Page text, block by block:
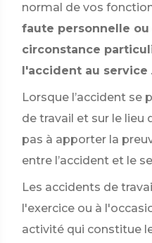
normal de vos
faute personnelle
circonstance
l'accident au service .
Lorsque l’accident
de travail et sur le lieu
pas à apporter la
entre l’accident et le
Les accidents de
l'exercice ou à
activité qui constitue